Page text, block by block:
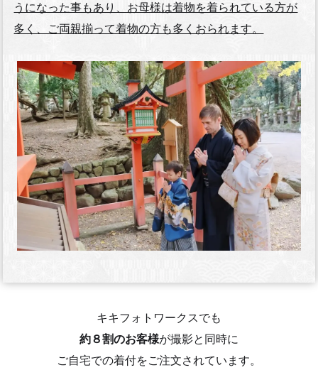
うになった事もあり、お母様は着物を着られている方が
多く、ご両親揃って着物の方も多くおられます。
キキフォトワークスでも
約８割のお客様が撮影と同時に
ご自宅での着付をご注文されています。